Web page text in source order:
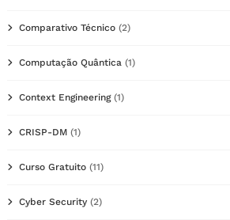
Comparativo Técnico (2)
Computação Quântica (1)
Context Engineering(1)
CRISP-DM (1)
Curso Gratuito (11)
Cyber Security (2)